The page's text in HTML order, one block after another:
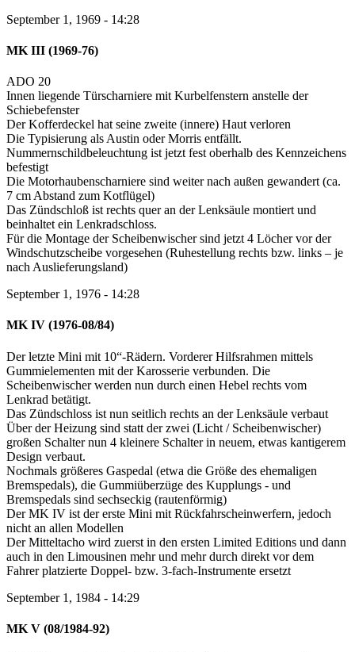
September 1, 1969 - 14:28
MK III (1969-76)
ADO 20
Innen liegende Türscharniere mit Kurbelfenstern anstelle der
Schiebefenster
Der Kofferdeckel hat seine zweite (innere) Haut verloren
Die Typisierung als Austin oder Morris entfällt.
Nummernschildbeleuchtung ist jetzt fest oberhalb des Kennzeichens
befestigt
Die Motorhaubenscharniere sind weiter nach außen gewandert (ca.
7 cm Abstand zum Kotflügel)
Das Zündschloß ist rechts quer an der Lenksäule montiert und
beinhaltet ein Lenkradschloss.
Für die Montage der Scheibenwischer sind jetzt 4 Löcher vor der
Windschutzscheibe vorgesehen (Ruhestellung rechts bzw. links – je
nach Auslieferungsland)
September 1, 1976 - 14:28
MK IV (1976-08/84)
Der letzte Mini mit 10“-Rädern. Vorderer Hilfsrahmen mittels
Gummielementen mit der Karosserie verbunden. Die
Scheibenwischer werden nun durch einen Hebel rechts vom
Lenkrad betätigt.
Das Zündschloss ist nun seitlich rechts an der Lenksäule verbaut
Über der Heizung sind statt der zwei (Licht / Scheibenwischer)
großen Schalter nun 4 kleinere Schalter in neuem, etwas kantigerem
Design verbaut.
Nochmals größeres Gaspedal (etwa die Größe des ehemaligen
Bremspedals), die Gummiüberzüge des Kupplungs - und
Bremspedals sind sechseckig (rautenförmig)
Der MK IV ist der erste Mini mit Rückfahrscheinwerfern, jedoch
nicht an allen Modellen
Der Mitteltacho wird zuerst in den ersten Limited Editions und dann
auch in den Limousinen mehr und mehr durch direkt vor dem
Fahrer platzierte Doppel- bzw. 3-fach-Instrumente ersetzt
September 1, 1984 - 14:29
MK V (08/1984-92)